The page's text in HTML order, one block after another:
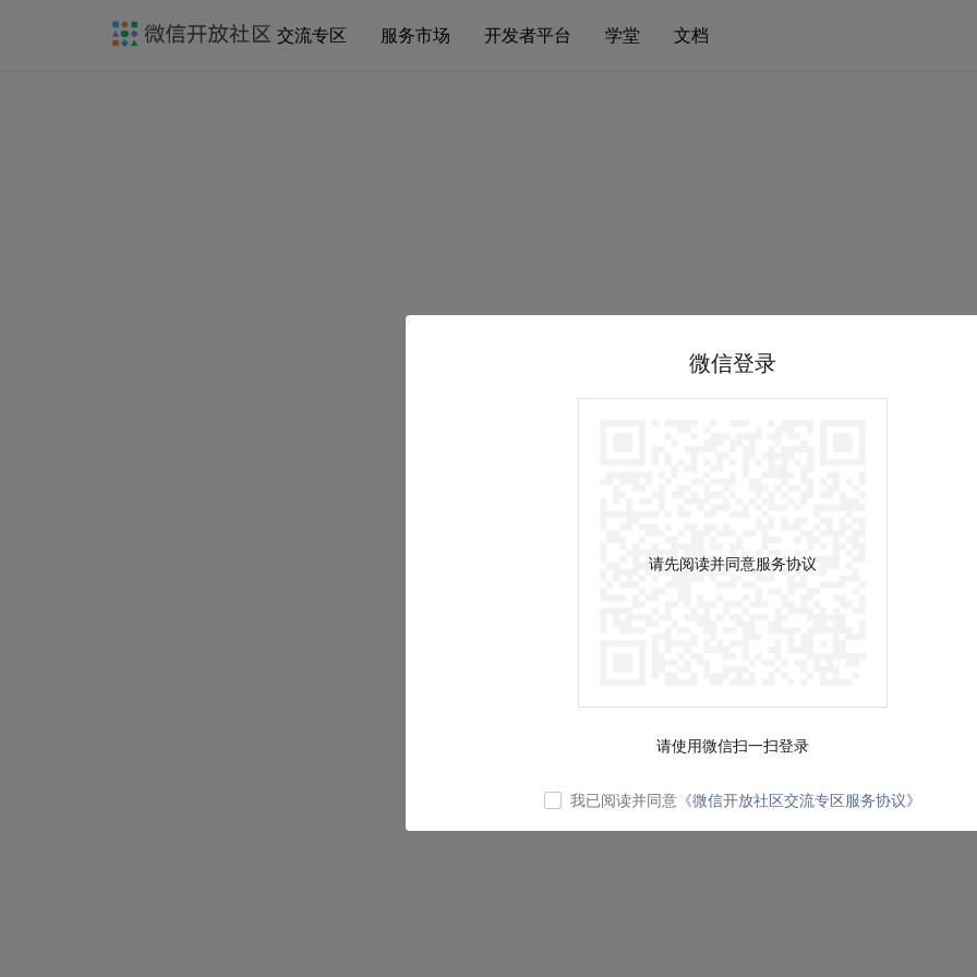
交流专区 服务市场 开发者平台 学堂 文档
微信登录
请先阅读并同意服务协议
请使用微信扫一扫登录
我已阅读并同意 《微信开放社区交流专区服务协议》